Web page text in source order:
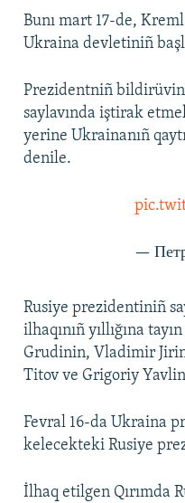
Bunı mart 17-de,
Ukraina devletiniñ
Prezidentniñ
saylavında iştirak
yerine Ukrainanıñ
denile.
—
Rusiye prezidentiniñ
ilhaqınıñ yıllığına
Grudinin, Vladimir
Titov ve Grigoriy
Fevral 16-da Ukraina
kelecekteki Rusiye
İlhaq etilgen Qırımda